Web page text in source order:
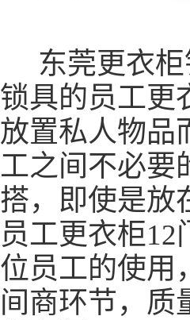
东莞更衣
锁具的员工更
放置私人物品
工之间不必要
搭，即使是放
员工更衣柜
位员工的使用
间商环节，质